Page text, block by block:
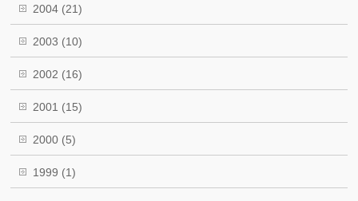
2004 (21)
2003 (10)
2002 (16)
2001 (15)
2000 (5)
1999 (1)